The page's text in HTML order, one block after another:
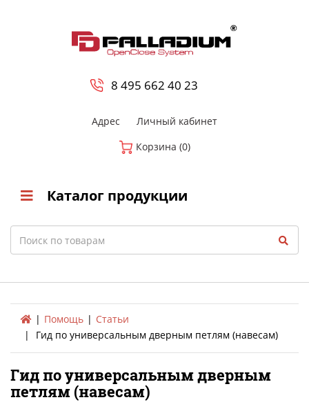
8 495 662 40 23
Адрес
Личный кабинет
Корзина (0)
Каталог продукции
Search
Помощь
Статьи
Гид по универсальным дверным петлям (навесам)
Гид по универсальным дверным
петлям (навесам)